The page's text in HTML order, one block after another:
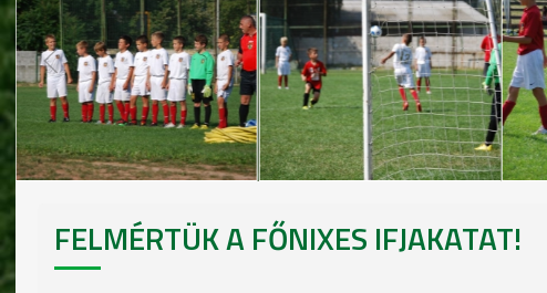
FELMÉRTÜK A FŐNIXES IFJAKATAT!